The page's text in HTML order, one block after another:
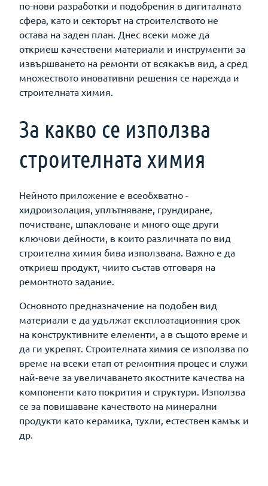
по-нови разработки и подобрения в дигиталната
сфера, като и секторът на строителството не
остава на заден план. Днес всеки може да
откриеш качествени материали и инструменти за
извършването на ремонти от всякакъв вид, а сред
множеството иновативни решения се нарежда и
строителната химия.
За какво се използва
строителната химия
Нейното приложение е всеобхватно -
хидроизолация, уплътняване, грундиране,
почистване, шпакловане и много още други
ключови дейности, в които различната по вид
строителна химия бива използвана. Важно е да
откриеш продукт, чиито състав отговаря на
ремонтното задание.
Основното предназначение на подобен вид
материали е да удължат експлоатационния срок
на конструктивните елементи, а в същото време и
да ги укрепят. Строителната химия се използва по
време на всеки етап от ремонтния процес и служи
най-вече за увеличаването якостните качества на
компоненти като покрития и структури. Използва
се за повишаване качеството на минерални
продукти като керамика, тухли, естествен камък и
др.